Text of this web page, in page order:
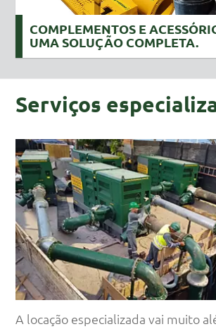
COMPLEMENTOS E
UMA SOLUÇÃO COMPLETA.
Serviços
A locação especializada vai muito